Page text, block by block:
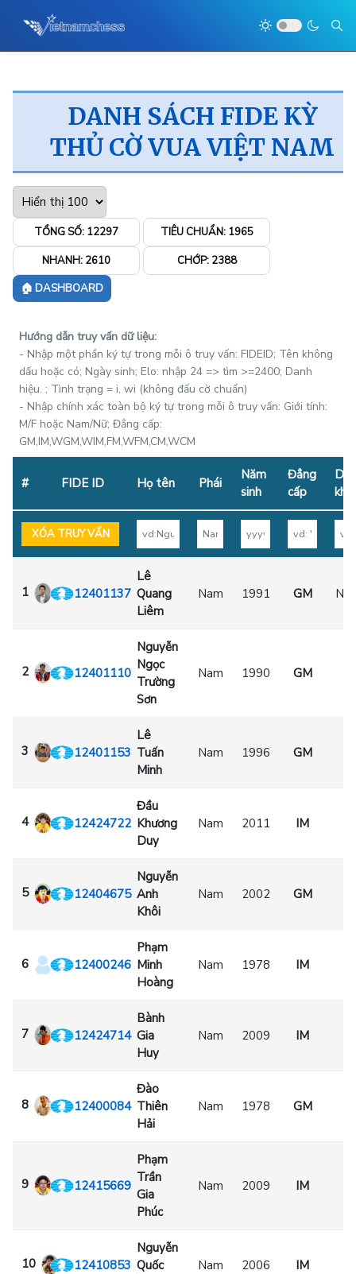
DANH SÁCH FIDE KỲ
THỦ CỜ VUA VIỆT NAM
TỔNG SỐ: 12297 TIÊU CHUẨN: 1965
NHANH: 2610 CHỚP: 2388
🏠 DASHBOARD
Hướng dẫn truy vấn dữ liệu:
- Nhập một phần ký tự trong mỗi ô truy vấn: FIDEID; Tên không
dấu hoặc có; Ngày sinh; Elo: nhập 24 => tìm >=2400; Danh
hiệu. ; Tình trạng = i, wi (không đấu cờ chuẩn)
- Nhập chính xác toàn bộ ký tự trong mỗi ô truy vấn: Giới tính:
M/F hoặc Nam/Nữ; Đẳng cấp:
GM,IM,WGM,WIM,FM,WFM,CM,WCM
# FIDE ID Họ tên Phái
Năm
sinh
Đẳng
cấp
XÓA TRUY VẤN
1 12401137
Lê
Quang
Liêm
Nam 1991 GM
2 12401110
Nguyễn
Ngọc
Trường
Sơn
Nam 1990 GM
3 12401153
Lê
Tuấn
Minh
Nam 1996 GM
4 12424722
Đầu
Khương
Duy
Nam 2011 IM
5 12404675
Nguyễn
Anh
Khôi
Nam 2002 GM
6 12400246
Phạm
Minh
Hoàng
Nam 1978 IM
7 12424714
Bành
Gia
Huy
Nam 2009 IM
8 12400084
Đào
Thiên
Hải
Nam 1978 GM
9 12415669
Phạm
Trần
Gia
Phúc
Nam 2009 IM
10 12410853
Nguyễn
Quốc
Nam 2006 IM